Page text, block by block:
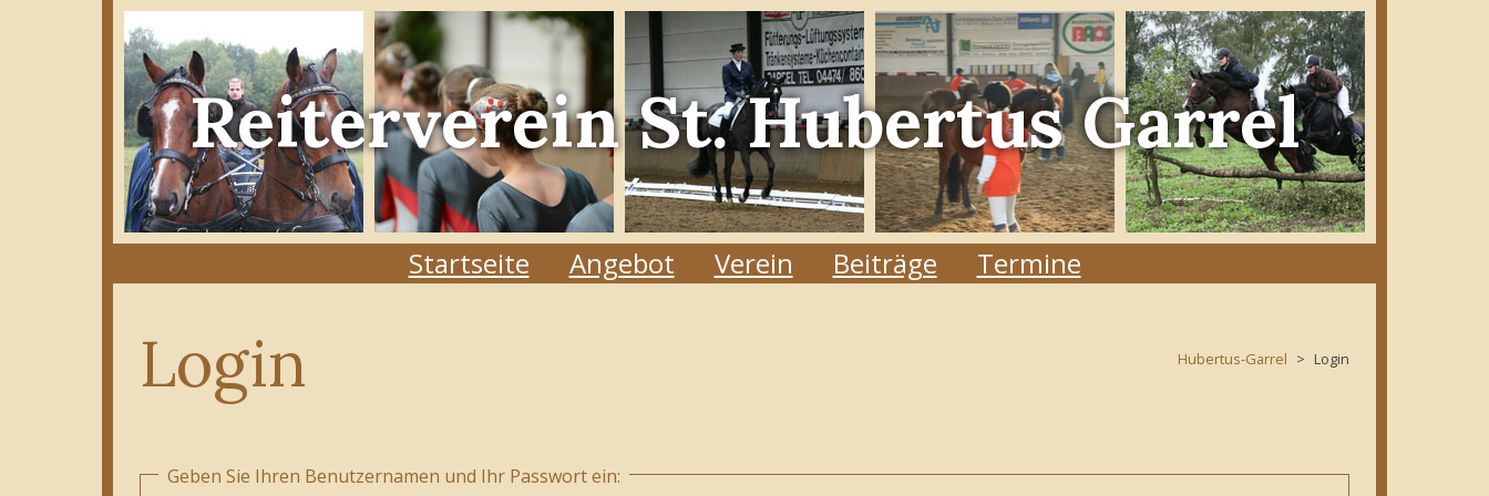
ReitervereinSt. Hubertus Garrel
Startseite Angebot Verein Beiträge Termine
Login Hubertus-Garrel Login
Geben Sie Ihren Benutzernamen und Ihr Passwort ein: